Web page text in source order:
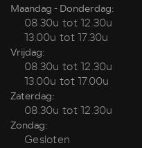
Maandag - Donderdag:
08.30u tot 12.30u
13.00u tot 17.30u
Vrijdag:
08.30u tot 12.30u
13.00u tot 17.00u
Zaterdag:
08.30u tot 12.30u
Zondag:
Gesloten